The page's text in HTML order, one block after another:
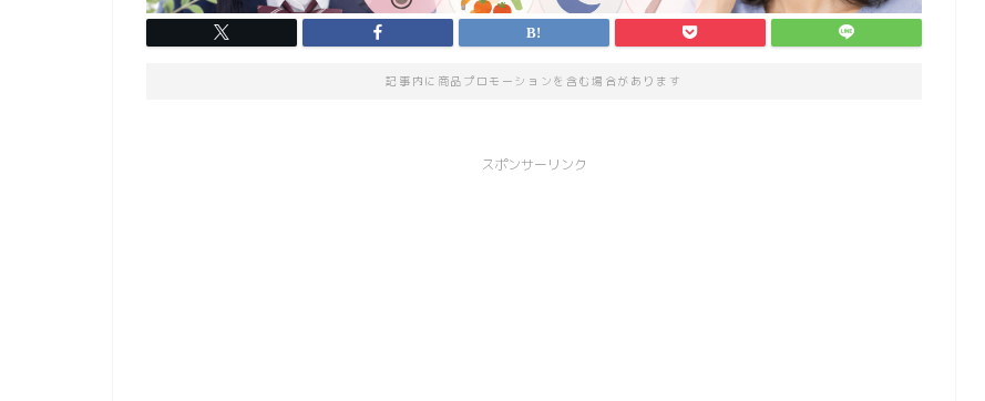
記事内に商品プロモーションを含む場合があります
スポンサーリンク